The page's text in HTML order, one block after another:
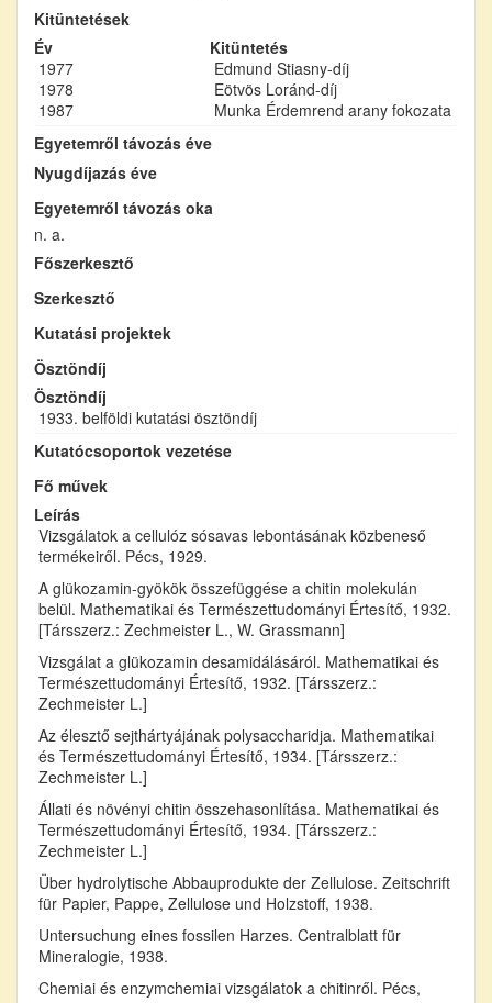
Kitüntetések
Év
Kitüntetés
1977
Edmund Stiasny-díj
1978
Eötvös Loránd-díj
1987
Munka Érdemrend arany fokozata
Egyetemről távozás éve
Nyugdíjazás éve
Egyetemről távozás oka
n. a.
Főszerkesztő
Szerkesztő
Kutatási projektek
Ösztöndíj
Ösztöndíj
1933. belföldi kutatási ösztöndíj
Kutatócsoportok vezetése
Fő művek
Leírás
Vizsgálatok a cellulóz sósavas lebontásának közbeneső
termékeiről. Pécs, 1929.
A glükozamin-gyökök összefüggése a chitin molekulán
belül. Mathematikai és Természettudományi Értesítő, 1932.
[Társszerz.: Zechmeister L., W. Grassmann]
Vizsgálat a glükozamin desamidálásáról. Mathematikai és
Természettudományi Értesítő, 1932. [Társszerz.:
Zechmeister L.]
Az élesztő sejthártyájának polysaccharidja. Mathematikai
és Természettudományi Értesítő, 1934. [Társszerz.:
Zechmeister L.]
Állati és növényi chitin összehasonlítása. Mathematikai és
Természettudományi Értesítő, 1934. [Társszerz.:
Zechmeister L.]
Über hydrolytische Abbauprodukte der Zellulose. Zeitschrift
für Papier, Pappe, Zellulose und Holzstoff, 1938.
Untersuchung eines fossilen Harzes. Centralblatt für
Mineralogie, 1938.
Chemiai és enzymchemiai vizsgálatok a chitinről. Pécs,